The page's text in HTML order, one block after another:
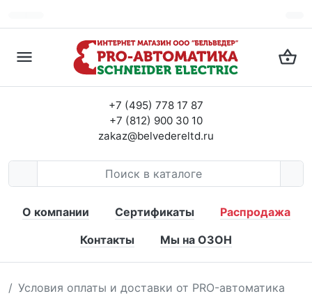
+7 (495) 778 17 87
+7 (812) 900 30 10
zakaz@belvedereltd.ru
О компании Сертификаты
Распродажа
Контакты
Мы на ОЗОН
Условия оплаты и доставки от PRO-автоматика